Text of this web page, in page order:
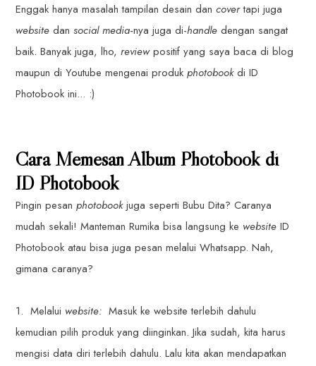
Enggak hanya masalah tampilan desain dancovertapi juga
website dansocial media-nya juga di-handle dengan sangat
baik. Banyak juga, lho,reviewpositif yang saya baca di blog
maupun di Youtube mengenai produkphotobookdi ID
Photobook ini... :)
Cara Memesan Album Photobook di
ID Photobook
Pingin pesanphotobookjuga seperti Bubu Dita? Caranya
mudah sekali! Manteman Rumika bisa langsung ke website ID
Photobook atau bisa juga pesan melalui Whatsapp. Nah,
gimana caranya?
1. Melalui website: Masuk ke website terlebih dahulu
kemudian pilih produk yang diinginkan. Jika sudah, kita harus
mengisi data diri terlebih dahulu. Lalu kita akan mendapatkan